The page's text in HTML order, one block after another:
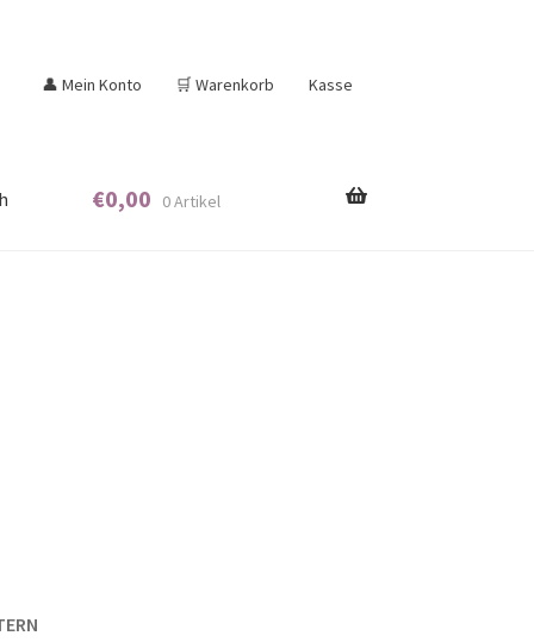
👤 Mein Konto 🛒 Warenkorb Kasse
€0,00 0 Artikel